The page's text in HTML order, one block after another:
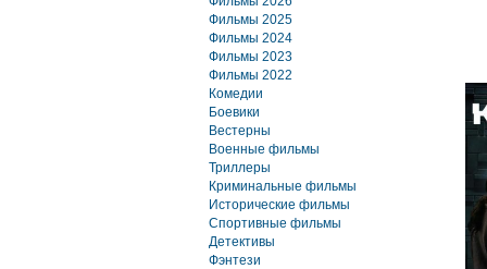
Фильмы 2025
Фильмы 2024
Фильмы 2023
Фильмы 2022
Комедии
Боевики
Вестерны
Военные фильмы
Триллеры
Криминальные фильмы
Исторические фильмы
Спортивные фильмы
Детективы
Фэнтези